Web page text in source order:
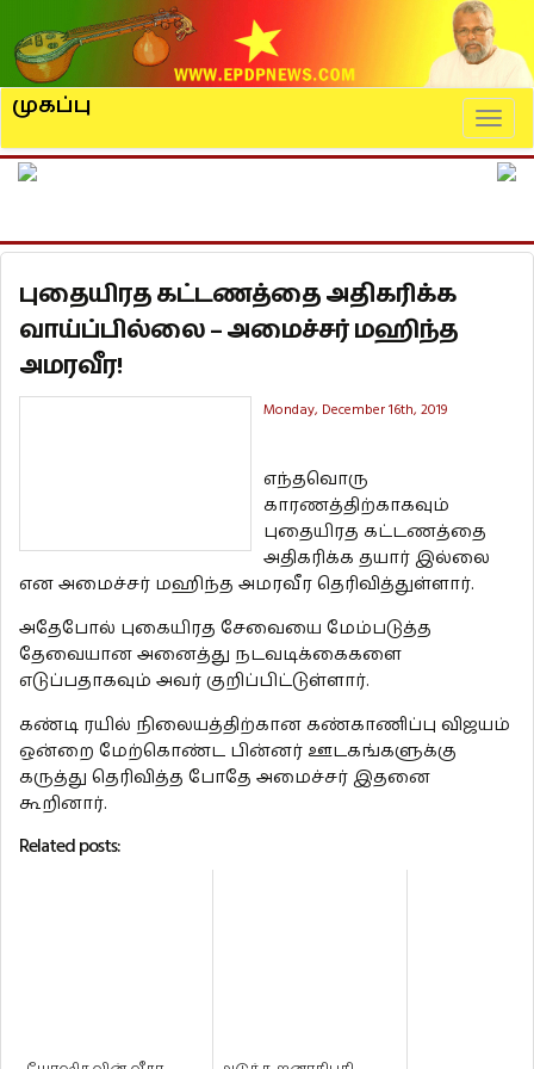
முகப்பு
புதையிரத கட்டணத்தை அதிகரிக்க
வாய்ப்பில்லை – அமைச்சர் மஹிந்த
அமரவீர!
Monday, December 16th, 2019
எந்தவொரு
காரணத்திற்காகவும்
புதையிரத கட்டணத்தை
அதிகரிக்க தயார் இல்லை
என அமைச்சர் மஹிந்த அமரவீர தெரிவித்துள்ளார்.
அதேபோல் புகையிரத சேவையை மேம்படுத்த
தேவையான அனைத்து நடவடிக்கைகளை
எடுப்பதாகவும் அவர் குறிப்பிட்டுள்ளார்.
கண்டி ரயில் நிலையத்திற்கான கண்காணிப்பு விஜயம்
ஒன்றை மேற்கொண்ட பின்னர் ஊடகங்களுக்கு
கருத்து தெரிவித்த போதே அமைச்சர் இதனை
கூறினார்.
Related posts: